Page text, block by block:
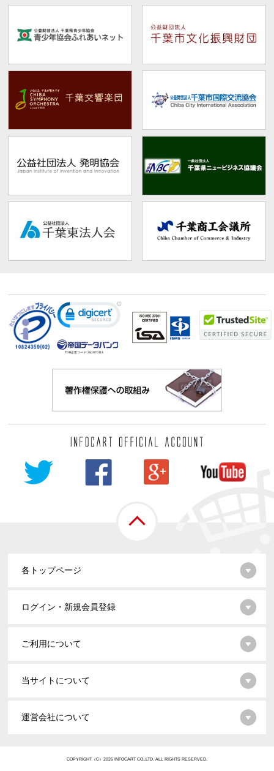
TDB企業コード:261070114
各トップページ
ログイン・新規会員登録
ご利用について
当サイトについて
運営会社について
COPYRIGHT（C）2026 INFOCART CO.,LTD. ALL RIGHTS RESERVED.